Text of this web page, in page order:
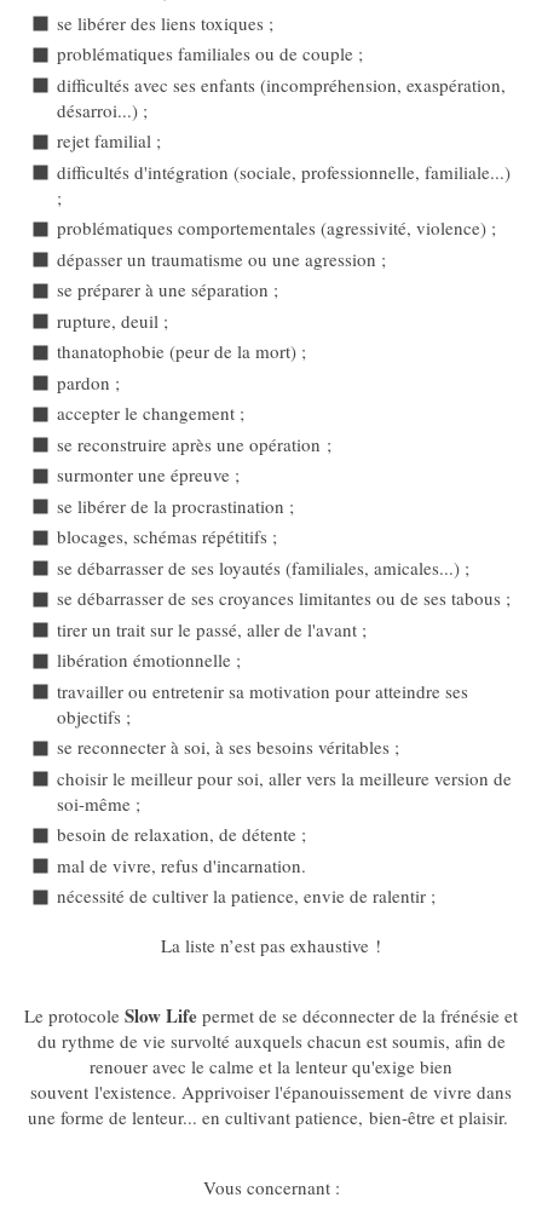
se libérer des liens toxiques ;
problématiques familiales ou de couple ;
difficultés avec ses enfants (incompréhension, exaspération,
désarroi...) ;
rejet familial ;
difficultés d'intégration (sociale, professionnelle, familiale...)
;
problématiques comportementales (agressivité, violence) ;
dépasser un traumatisme ou une agression ;
se préparer à une séparation ;
rupture, deuil ;
thanatophobie (peur de la mort) ;
pardon ;
accepter le changement ;
se reconstruire après une opération ;
surmonter une épreuve ;
se libérer de la procrastination ;
blocages, schémas répétitifs ;
se débarrasser de ses loyautés (familiales, amicales...) ;
se débarrasser de ses croyances limitantes ou de ses tabous ;
tirer un trait sur le passé, aller de l'avant ;
libération émotionnelle ;
travailler ou entretenir sa motivation pour atteindre ses
objectifs ;
se reconnecter à soi, à ses besoins véritables ;
choisir le meilleur pour soi, aller vers la meilleure version de
soi-même ;
besoin de relaxation, de détente ;
mal de vivre, refus d'incarnation.
nécessité de cultiver la patience, envie de ralentir ;
La liste n’est pas exhaustive !
Le protocole Slow Life permet de se déconnecter de la frénésie et
du rythme de vie survolté auxquels chacun est soumis, afin de
renouer avec le calme et la lenteur qu'exige bien
souvent l'existence. Apprivoiser l'épanouissement de vivre dans
une forme de lenteur... en cultivant patience, bien-être et plaisir.
Vous concernant :